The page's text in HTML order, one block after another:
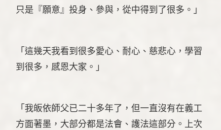
只是『願意』投身、參與，從中得到了很多。」
「這幾天我看到很多愛心、耐心、慈悲心，學習
到很多，感恩大家。」
「我皈依師父已二十多年了，但一直沒有在義工
方面著墨，大部分都是法會、護法這部分。上次